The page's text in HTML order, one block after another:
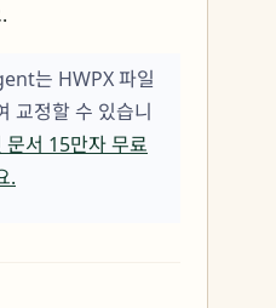
는 HWPX 파일
교정할 수 있습니
문서 15만자 무료
.